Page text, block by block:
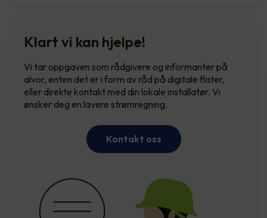
Klart vi kan hjelpe!
Vi tar oppgaven som rådgivere og informanter på
alvor, enten det er i form av råd på digitale flater,
eller direkte kontakt med din lokale installatør. Vi
ønsker deg en lavere strømregning.
Kontakt oss